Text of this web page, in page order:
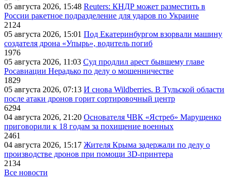
05 августа 2026, 15:48 Reuters: КНДР может разместить в
России ракетное подразделение для ударов по Украине
2124
05 августа 2026, 15:01 Под Екатеринбургом взорвали машину
создателя дрона «Упырь», водитель погиб
1976
05 августа 2026, 11:03 Суд продлил арест бывшему главе
Росавиации Нерадько по делу о мошенничестве
1829
05 августа 2026, 07:13 И снова Wildberries. В Тульской области
после атаки дронов горит сортировочный центр
6294
04 августа 2026, 21:20 Основателя ЧВК «Ястреб» Марущенко
приговорили к 18 годам за похищение военных
2461
04 августа 2026, 15:17 Жителя Крыма задержали по делу о
производстве дронов при помощи 3D‑принтера
2134
Все новости